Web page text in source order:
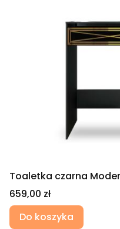
Toaletka czarna
Cena
659,00 zł
Do koszyka